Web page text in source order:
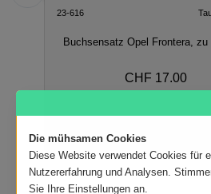
23-616
Buchsensatz Opel Frontera, zu
CHF 17.00
Die mühsamen Cookies
Diese Website verwendet Cookies für
Nutzererfahrung und Analysen.
Sie Ihre Einstellungen an.